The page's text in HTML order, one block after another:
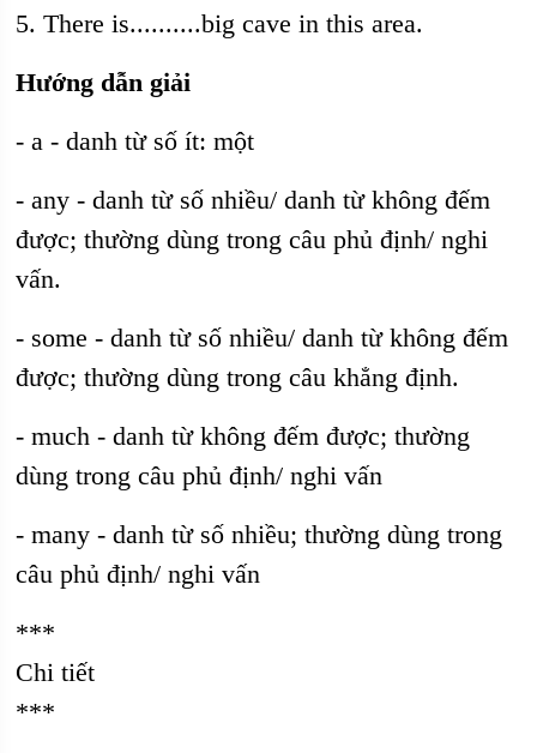
5. There is..........big cave in this area.
Hướng dẫn giải
- a - danh từ số ít: một
- any - danh từ số nhiều/ danh từ không đếm
được; thường dùng trong câu phủ định/ nghi
vấn.
- some - danh từ số nhiều/ danh từ không đếm
được; thường dùng trong câu khẳng định.
- much - danh từ không đếm được; thường
dùng trong câu phủ định/ nghi vấn
- many - danh từ số nhiều; thường dùng trong
câu phủ định/ nghi vấn
***
Chi tiết
***